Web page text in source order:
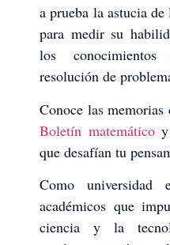
a prueba la astucia de
para medir su
los
resolución de
Conoce las memorias
Boletín matemáticoy
que desafían tu
Como universidad
académicos que
ciencia y la